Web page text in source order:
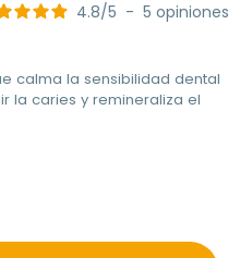
4.8/5 - 5 opiniones
calma la sensibilidad dental
la caries y remineraliza el